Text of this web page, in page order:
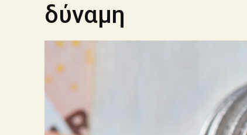
δύναμη